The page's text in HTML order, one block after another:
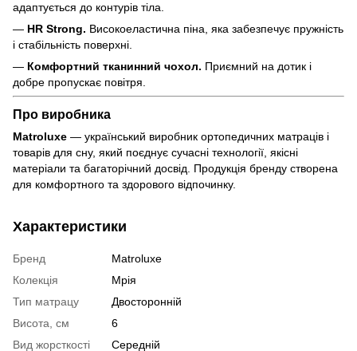
адаптується до контурів тіла.
— HR Strong. Високоеластична піна, яка забезпечує пружність
і стабільність поверхні.
— Комфортний тканинний чохол. Приємний на дотик і
добре пропускає повітря.
Про виробника
Matroluxe — український виробник ортопедичних матраців і
товарів для сну, який поєднує сучасні технології, якісні
матеріали та багаторічний досвід. Продукція бренду створена
для комфортного та здорового відпочинку.
Характеристики
Бренд
Matroluxe
Колекція
Мрія
Тип матрацу
Двосторонній
Висота, см
6
Вид жорсткості
Середній